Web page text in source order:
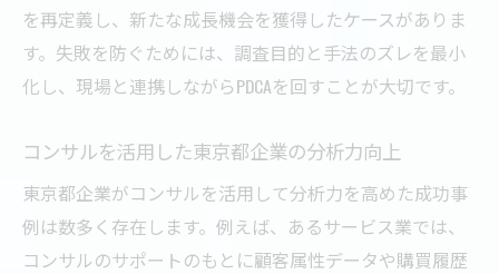
を再定義し、新たな成長機会を獲得したケースがありま
す。失敗を防ぐためには、調査目的と手法のズレを最小
化し、現場と連携しながらPDCAを回すことが大切です。
コンサルを活用した東京都企業の分析力向上
東京都企業がコンサルを活用して分析力を高めた成功事
例は数多く存在します。例えば、あるサービス業では、
コンサルのサポートのもとに顧客属性データや購買履歴